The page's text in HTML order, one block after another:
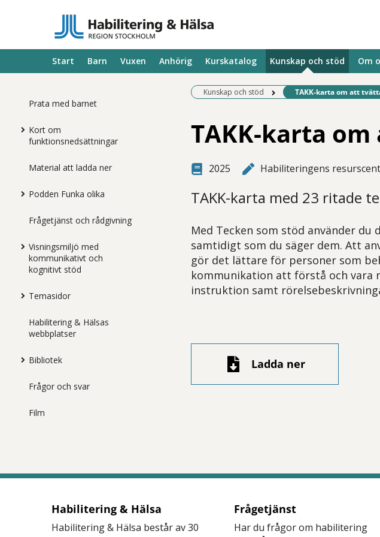
Start Barn Vuxen Anhörig Kurskatalog Kunskap och stöd Om
Prata med barnet
Kort om
funktionsnedsättningar
Material att ladda ner
Podden Funka olika
Frågetjänst och rådgivning
Visningsmiljö med
kommunikativt och
kognitivt stöd
Temasidor
Habilitering & Hälsas
webbplatser
Bibliotek
Frågor och svar
Film
Kunskap och stöd Befintlig sida:
TAKK-karta om att
TAKK-karta
2025 Habiliteringens
TAKK-karta med 23 ritade
Med Tecken som stöd använder du
samtidigt som du säger dem. Att
gör det lättare för personer som
kommunikation att förstå och vara
instruktion samt
Ladda ner
Habilitering & Hälsa
Habilitering & Hälsa består av 30
Frågetjänst
Har du frågor om habilitering